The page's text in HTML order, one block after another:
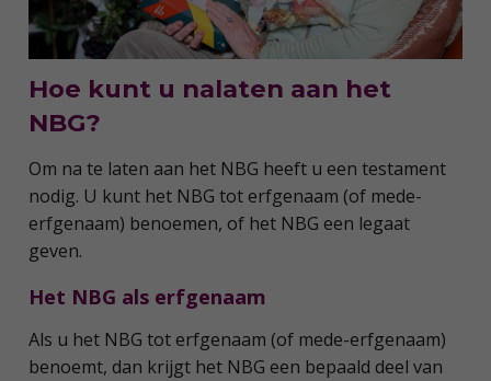
Hoe kunt u nalaten aan het
NBG?
Om na te laten aan het NBG heeft u een testament
nodig. U kunt het NBG tot erfgenaam (of mede-
erfgenaam) benoemen, of het NBG een legaat
geven.
Het NBG als erfgenaam
Als u het NBG tot erfgenaam (of mede-erfgenaam)
benoemt, dan krijgt het NBG een bepaald deel van